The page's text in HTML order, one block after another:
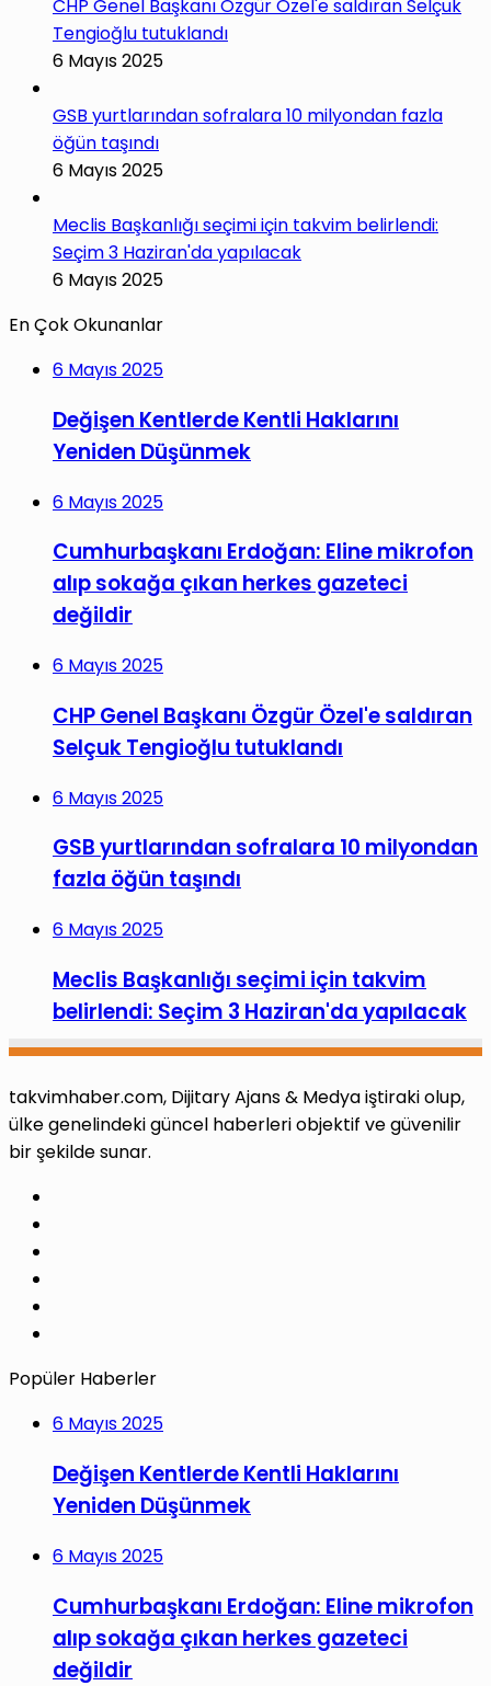
CHP Genel Başkanı Özgür Özel'e saldıran Selçuk
Tengioğlu tutuklandı
6 Mayıs 2025
GSB yurtlarından sofralara 10 milyondan fazla
öğün taşındı
6 Mayıs 2025
Meclis Başkanlığı seçimi için takvim belirlendi:
Seçim 3 Haziran'da yapılacak
6 Mayıs 2025
En Çok Okunanlar
6 Mayıs 2025
Değişen Kentlerde Kentli Haklarını
Yeniden Düşünmek
6 Mayıs 2025
Cumhurbaşkanı Erdoğan: Eline mikrofon
alıp sokağa çıkan herkes gazeteci
değildir
6 Mayıs 2025
CHP Genel Başkanı Özgür Özel'e saldıran
Selçuk Tengioğlu tutuklandı
6 Mayıs 2025
GSB yurtlarından sofralara 10 milyondan
fazla öğün taşındı
6 Mayıs 2025
Meclis Başkanlığı seçimi için takvim
belirlendi: Seçim 3 Haziran'da yapılacak
takvimhaber.com, Dijitary Ajans & Medya iştiraki olup,
ülke genelindeki güncel haberleri objektif ve güvenilir
bir şekilde sunar.
Popüler Haberler
6 Mayıs 2025
Değişen Kentlerde Kentli Haklarını
Yeniden Düşünmek
6 Mayıs 2025
Cumhurbaşkanı Erdoğan: Eline mikrofon
alıp sokağa çıkan herkes gazeteci
değildir